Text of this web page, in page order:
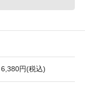
6,380円(税込)